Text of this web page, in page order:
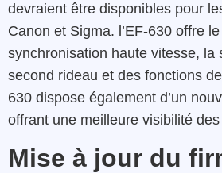
devraient être disponibles pour
Canon et Sigma. l’EF-630 offre
synchronisation haute vitesse, la
second rideau et des fonctions
630 dispose également d’un
offrant une meilleure visibilité
Mise à jour du